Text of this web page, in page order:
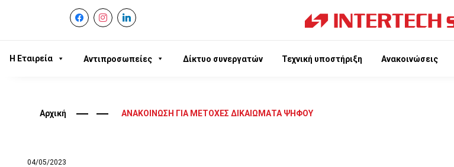
facebookinstagram
linkedin
Η Εταιρεία Αντιπροσωπείες Δίκτυο συνεργατών Τεχνική υποστήριξη Ανακοινώσεις
Αρχική ΑΝΑΚΟΙΝΩΣΗ ΓΙΑ ΜΕΤΟΧΕΣ ΔΙΚΑΙΩΜΑΤΑ ΨΗΦΟΥ
04/05/2023